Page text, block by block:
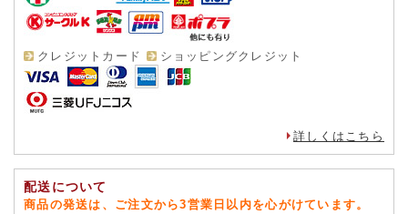
クレジットカード ショッピングクレジット
詳しくはこちら
配送について
商品の発送は、ご注文から3営業日以内を心がけています。